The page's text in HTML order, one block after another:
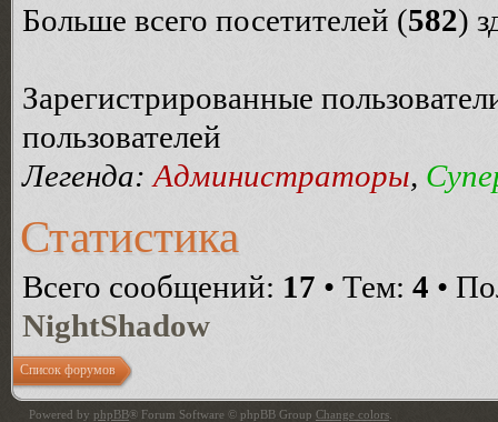
Больше всего посетителей (582)
Зарегистрированные
пользователей
Легенда: Администраторы,
Статистика
Всего сообщений: 17 • Тем: 4 •
NightShadow
Список форумов
Powered by phpBB® Forum Software © phpBB Group Change colors